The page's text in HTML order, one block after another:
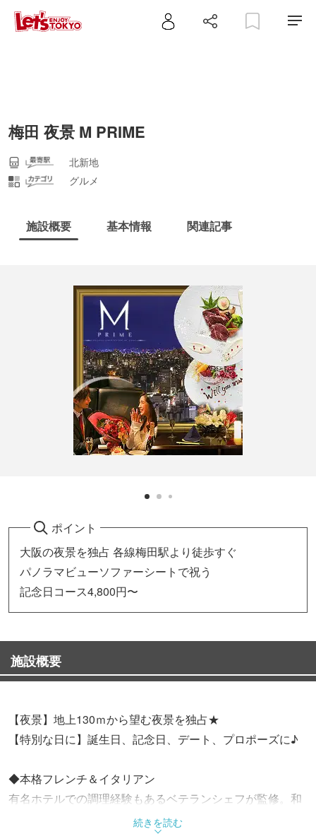
梅田 夜景 M PRIME
北新地
グルメ
施設概要 基本情報 関連記事
ポイント
大阪の夜景を独占 各線梅田駅より徒歩すぐ
パノラマビューソファーシートで祝う
記念日コース4,800円〜
施設概要
【夜景】地上130ｍから望む夜景を独占★
【特別な日に】誕生日、記念日、デート、プロポーズに♪
◆本格フレンチ＆イタリアン
有名ホテルでの調理経験もあるベテランシェフが監修。和
牛や旬魚など厳選食材もふんだんに使用
続きを読む